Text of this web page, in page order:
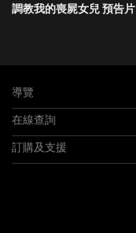
調教我的喪屍女兒 預告片
導覽
在線查詢
訂購及支援